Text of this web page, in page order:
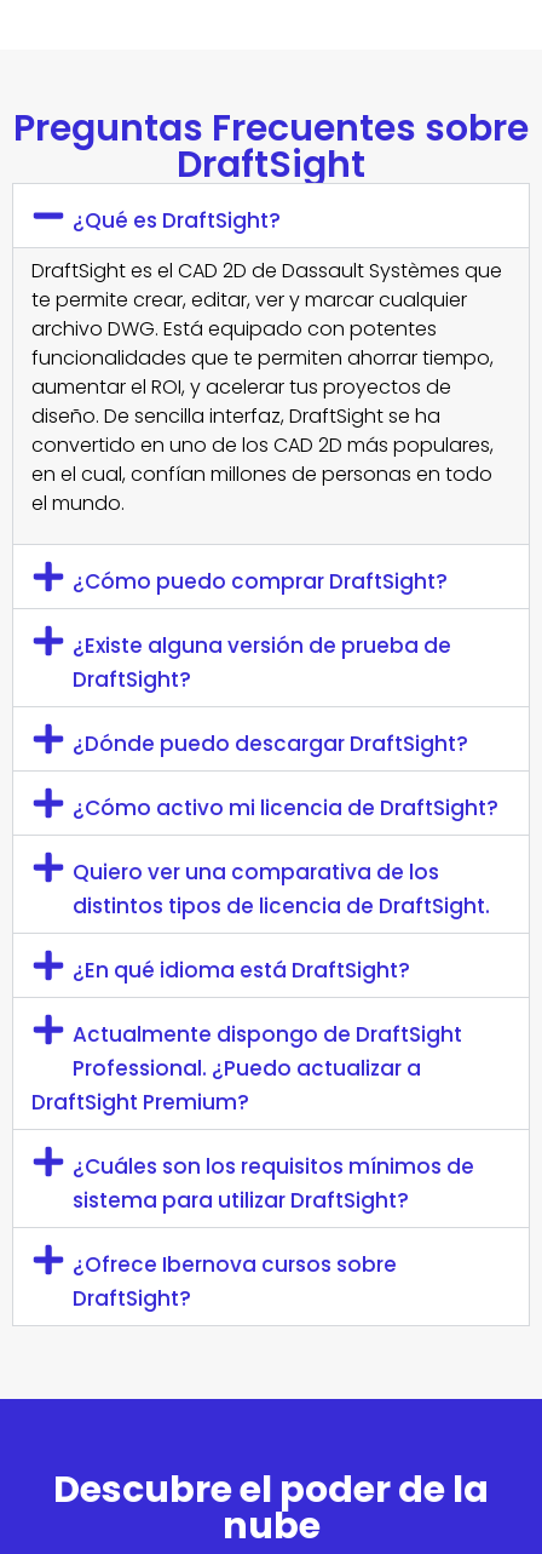
Preguntas Frecuentes sobre
DraftSight
¿Qué es DraftSight?
DraftSight es el CAD 2D de Dassault Systèmes que
te permite crear, editar, ver y marcar cualquier
archivo DWG. Está equipado con potentes
funcionalidades que te permiten ahorrar tiempo,
aumentar el ROI, y acelerar tus proyectos de
diseño. De sencilla interfaz, DraftSight se ha
convertido en uno de los CAD 2D más populares,
en el cual, confían millones de personas en todo
el mundo.
¿Cómo puedo comprar DraftSight?
¿Existe alguna versión de prueba de
DraftSight?
¿Dónde puedo descargar DraftSight?
¿Cómo activo mi licencia de DraftSight?
Quiero ver una comparativa de los
distintos tipos de licencia de DraftSight.
¿En qué idioma está DraftSight?
Actualmente dispongo de DraftSight
Professional. ¿Puedo actualizar a
DraftSight Premium?
¿Cuáles son los requisitos mínimos de
sistema para utilizar DraftSight?
¿Ofrece Ibernova cursos sobre
DraftSight?
Descubre el poder de la
nube